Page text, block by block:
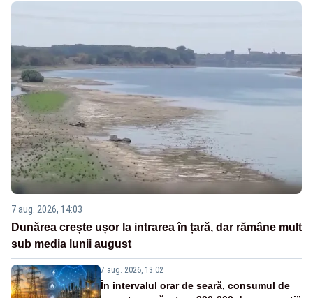
7 aug. 2026, 14:03
Dunărea crește ușor la intrarea în țară, dar rămâne mult
sub media lunii august
7 aug. 2026, 13:02
În intervalul orar de seară, consumul de